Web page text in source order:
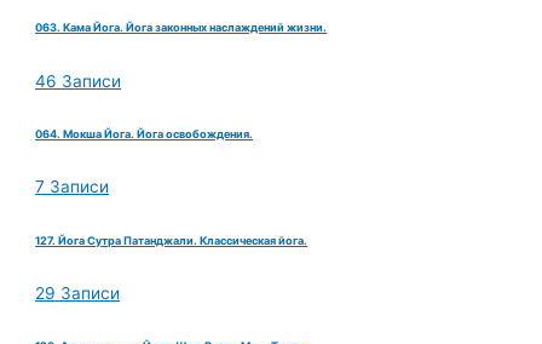
063. Кама Йога. Йога законных наслаждений жизни.
46 Записи
064. Мокша Йога. Йога освобождения.
7 Записи
127. Йога Сутра Патанджали. Классическая йога.
29 Записи